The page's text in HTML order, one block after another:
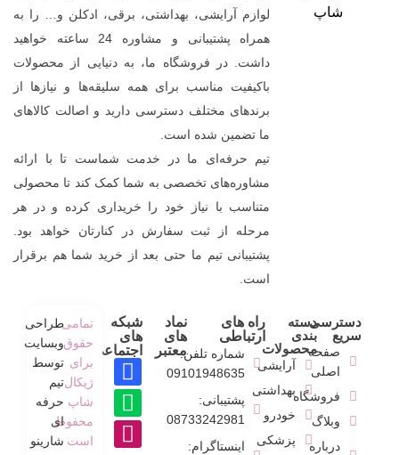
لوازم آرایشی، بهداشتی، برقی، ادکلن و… را به
همراه پشتیبانی و مشاوره 24 ساعته خواهید
داشت. در فروشگاه ما، به دنیایی از محصولات
باکیفیت مناسب برای همه سلیقه‌ها و نیازها از
برندهای مختلف دسترسی دارید و اصالت کالاهای
ما تضمین شده است.
تیم حرفه‌ای ما در خدمت شماست تا با ارائه
مشاوره‌های تخصصی به شما کمک کند تا محصولی
متناسب با نیاز خود را خریداری کرده و در هر
مرحله از ثبت سفارش در کنارتان خواهد بود.
پشتیبانی تیم ما حتی بعد از خرید شما هم برقرار
است.
دسترسی
سریع
صفحه
اصلی
فروشگاه
وبلاگ
درباره
دسته
بندی
محصولات
آرایشی
بهداشتی
خودرو
پزشکی
راه های
ارتباطی
شماره تلفن:
09101948635
پشتیبانی:
08733242981
اینستاگرام:
نماد
های
معتبر
شبکه
های
اجتماعی
تمامی
حقوق
برای
ژیکال
شاپ
محفوط
است
طراحی
وبسایت
توسط
تیم
حرفه
ای
شارینو